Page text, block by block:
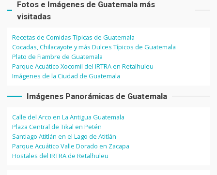
Fotos e Imágenes de Guatemala más
visitadas
Recetas de Comidas Típicas de Guatemala
Cocadas, Chilacayote y más Dulces Típicos de Guatemala
Plato de Fiambre de Guatemala
Parque Acuático Xocomil del IRTRA en Retalhuleu
Imágenes de la Ciudad de Guatemala
Imágenes Panorámicas de Guatemala
Calle del Arco en La Antigua Guatemala
Plaza Central de Tikal en Petén
Santiago Atitlán en el Lago de Atitlán
Parque Acuático Valle Dorado en Zacapa
Hostales del IRTRA de Retalhuleu